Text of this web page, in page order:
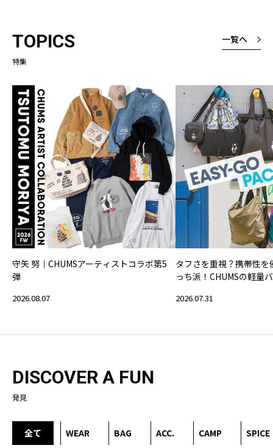
TOPICS
特集
一覧へ
守矢 努｜CHUMSアーティストコラボ第5
弾
2026.08.07
タフさを重視？携帯性
っち派！CHUMSの軽量
2026.07.31
DISCOVER A FUN
発見
全て WEAR BAG ACC. CAMP SPICE